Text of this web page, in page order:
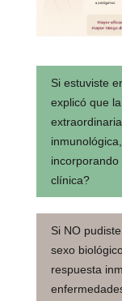
Si estuviste
explicó que
clínica?
Si NO
sexo
respuesta